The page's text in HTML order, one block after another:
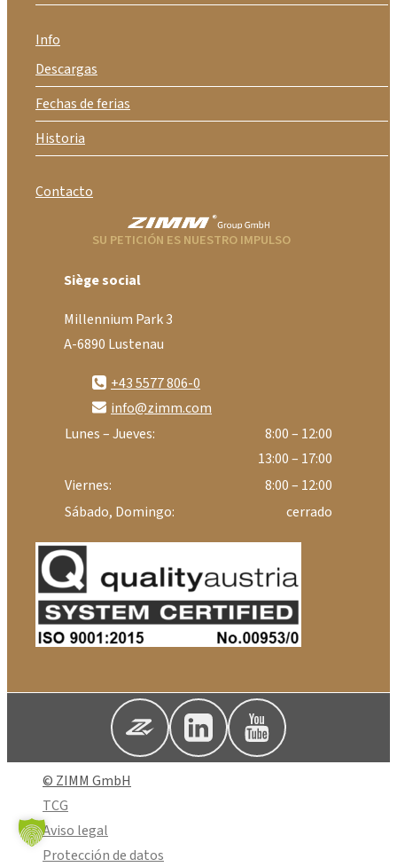
Info
Descargas
Fechas de ferias
Historia
Contacto
SU PETICIÓN ES NUESTRO IMPULSO
Siège social
Millennium Park 3
A-6890 Lustenau
+43 5577 806-0
info@zimm.com
Lunes – Jueves:
8:00 – 12:00
13:00 – 17:00
Viernes:
8:00 – 12:00
Sábado, Domingo:
cerrado
© ZIMM GmbH
TCG
Aviso legal
Protección de datos